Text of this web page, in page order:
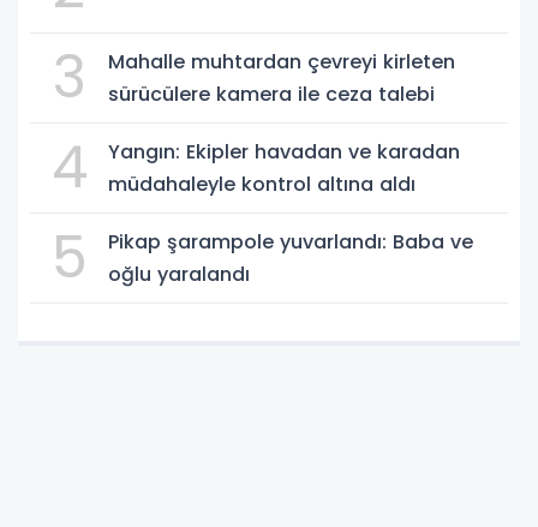
3
Mahalle muhtardan çevreyi kirleten
sürücülere kamera ile ceza talebi
4
Yangın: Ekipler havadan ve karadan
müdahaleyle kontrol altına aldı
5
Pikap şarampole yuvarlandı: Baba ve
oğlu yaralandı